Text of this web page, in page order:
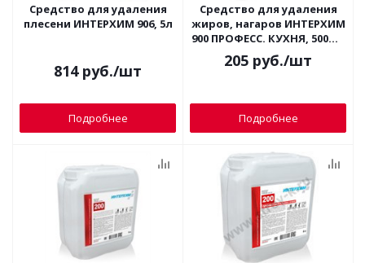
Средство для удаления
плесени ИНТЕРХИМ 906, 5л
814руб./шт
Подробнее
Средство для удаления
жиров, нагаров ИНТЕРХИМ
900 ПРОФЕСС. КУХНЯ, 500мл
(спрей)
205 руб./шт
Подробнее